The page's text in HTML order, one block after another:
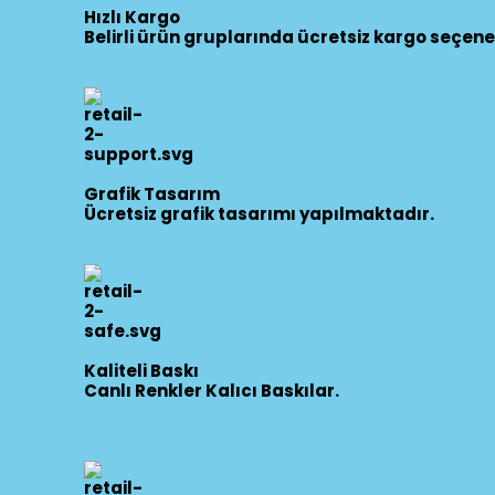
Hızlı Kargo
Belirli ürün gruplarında ücretsiz kargo
Grafik Tasarım
Ücretsiz grafik tasarımı yapılmaktadır.
Kaliteli Baskı
Canlı Renkler Kalıcı Baskılar.